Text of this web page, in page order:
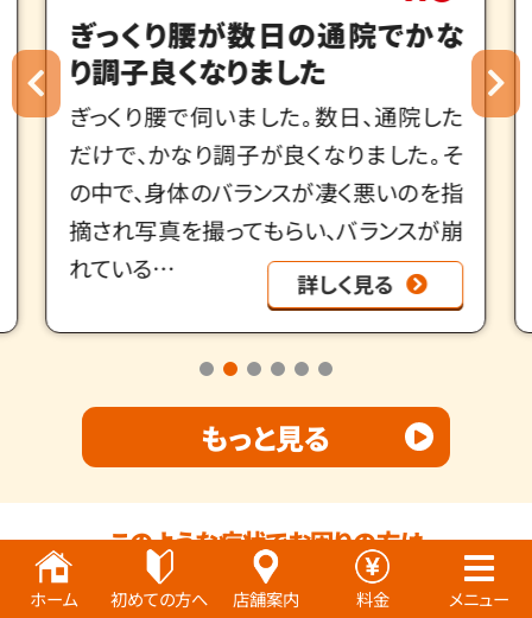
ホーム 初めての方へ 店舗案内 料金 メニュー
ぎっくり腰が数日の通院でかな
り調子良くなりました
ぎっくり腰で伺いました｡数日、通院した
だけで、かなり調子が良くなりました｡そ
の中で、身体のバランスが凄く悪いのを指
摘され写真を撮ってもらい、バランスが崩
れている…
詳しく見る
もっと見る
このような症状でお困りの方は
八柱駅南口整骨院にお気軽にご相談下さい